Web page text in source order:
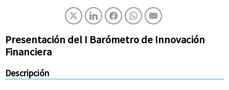
Presentación del I Barómetro de Innovación
Financiera
Descripción